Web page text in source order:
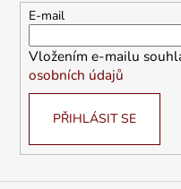
E-mail
Vložením e-mailu
osobních údajů
PŘIHLÁSIT SE